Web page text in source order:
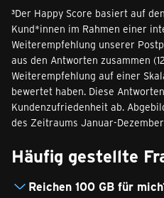
³Der Happy Score basiert auf
Kund*innen im Rahmen einer
Weiterempfehlung unserer
aus den Antworten zusammen
Weiterempfehlung auf einer
bewertet haben. Diese
Kundenzufriedenheit ab.
des Zeitraums Januar-
Häufig gestellte
Reichen 100 GB für